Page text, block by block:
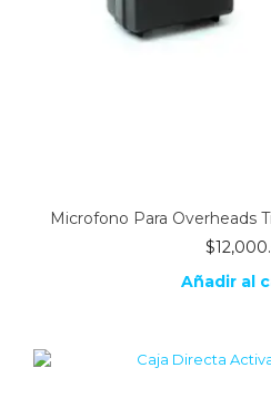
Microfono Para Overheads
$
Añadir al